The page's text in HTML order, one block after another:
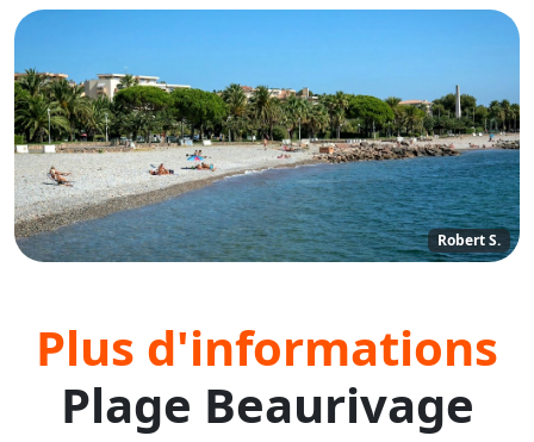
Robert S.
Plus d'informations
Plage Beaurivage